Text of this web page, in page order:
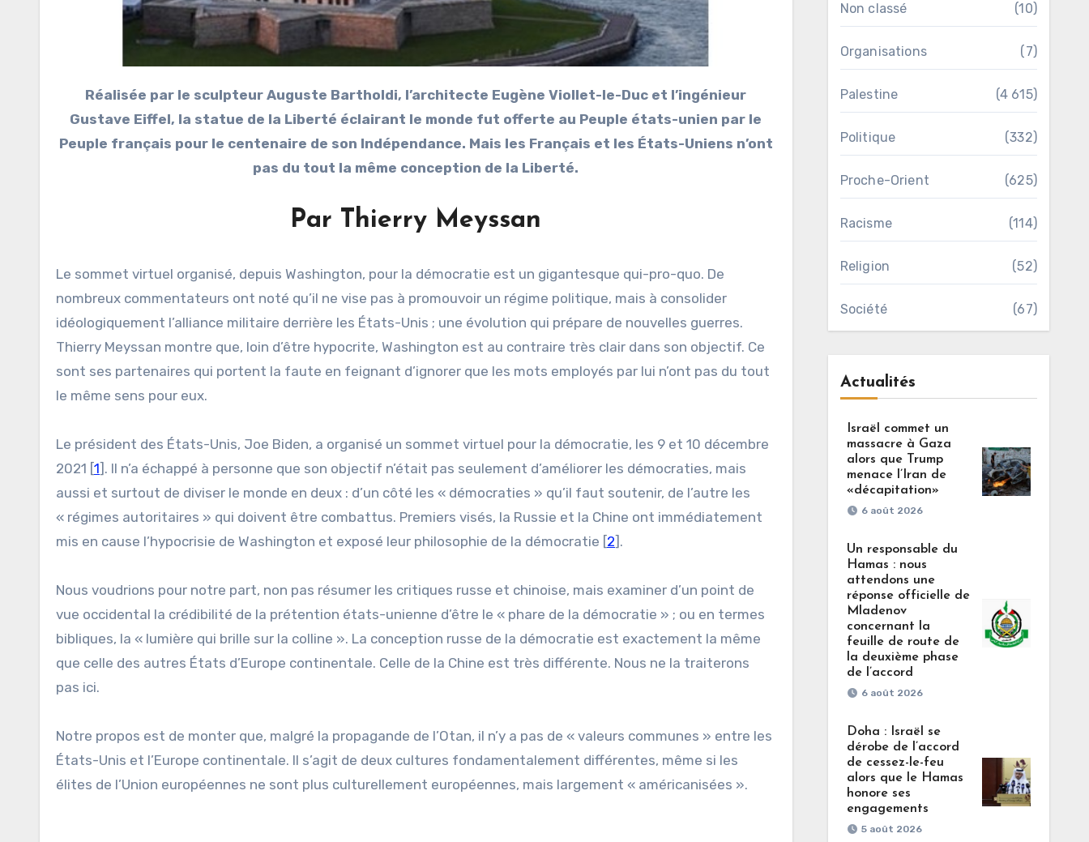
Réalisée par le sculpteur Auguste Bartholdi, l’architecte Eugène Viollet-le-Duc et l’ingénieur
Gustave Eiffel, la statue de la Liberté éclairant le monde fut offerte au Peuple états-unien par le
Peuple français pour le centenaire de son Indépendance. Mais les Français et les États-Uniens n’ont
pas du tout la même conception de la Liberté.
Par Thierry Meyssan
Le sommet virtuel organisé, depuis Washington, pour la démocratie est un gigantesque qui-pro-quo. De
nombreux commentateurs ont noté qu’il ne vise pas à promouvoir un régime politique, mais à consolider
idéologiquement l’alliance militaire derrière les États-Unis ; une évolution qui prépare de nouvelles guerres.
Thierry Meyssan montre que, loin d’être hypocrite, Washington est au contraire très clair dans son objectif. Ce
sont ses partenaires qui portent la faute en feignant d’ignorer que les mots employés par lui n’ont pas du tout
le même sens pour eux.
Le président des États-Unis, Joe Biden, a organisé un sommet virtuel pour la démocratie, les 9 et 10 décembre
2021 [1]. Il n’a échappé à personne que son objectif n’était pas seulement d’améliorer les démocraties, mais
aussi et surtout de diviser le monde en deux : d’un côté les « démocraties » qu’il faut soutenir, de l’autre les
« régimes autoritaires » qui doivent être combattus. Premiers visés, la Russie et la Chine ont immédiatement
mis en cause l’hypocrisie de Washington et exposé leur philosophie de la démocratie [2].
Nous voudrions pour notre part, non pas résumer les critiques russe et chinoise, mais examiner d’un point de
vue occidental la crédibilité de la prétention états-unienne d’être le « phare de la démocratie » ; ou en termes
bibliques, la « lumière qui brille sur la colline ». La conception russe de la démocratie est exactement la même
que celle des autres États d’Europe continentale. Celle de la Chine est très différente. Nous ne la traiterons
pas ici.
Notre propos est de monter que, malgré la propagande de l’Otan, il n’y a pas de « valeurs communes » entre les
États-Unis et l’Europe continentale. Il s’agit de deux cultures fondamentalement différentes, même si les
élites de l’Union européennes ne sont plus culturellement européennes, mais largement « américanisées ».
Non classé (10)
Organisations (7)
Palestine (4 615)
Politique (332)
Proche-Orient (625)
Racisme (114)
Religion (52)
Société (67)
Actualités
Israël commet un
massacre à Gaza
alors que Trump
menace l’Iran de
«décapitation»
6 août 2026
Un responsable du
Hamas : nous
attendons une
réponse officielle de
Mladenov
concernant la
feuille de route de
la deuxième phase
de l’accord
6 août 2026
Doha : Israël se
dérobe de l’accord
de cessez-le-feu
alors que le Hamas
honore ses
engagements
5 août 2026